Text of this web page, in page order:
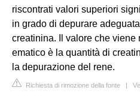
riscontrati valori superiori
in grado di depurare
creatinina. Il valore che viene
ematico è la quantità di
la depurazione del rene.
Richiesta di rimozione della fonte |